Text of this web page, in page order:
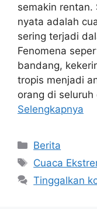
semakin rentan.
nyata adalah
sering terjadi
Fenomena
bandang,
tropis menjadi
orang di
Selengkapnya
Kategori
Berita
Tag
Cuaca
Tinggalkan